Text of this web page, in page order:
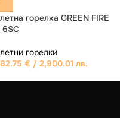
Revo-Line 120
6,672.36€/ 13,050.00 лв.